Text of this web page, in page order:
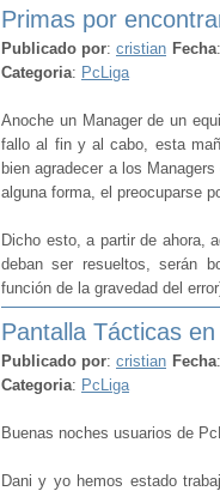
Primas por
Publicado por: cristian Fecha
Categoria: PcLiga
Anoche un Manager de un
fallo al fin y al cabo, esta
bien agradecer a los
alguna forma, el preocuparse
Dicho esto, a partir de ahora,
deban ser resueltos, serán
función de la gravedad del
Pantalla Tácticas
Publicado por: cristian Fecha
Categoria: PcLiga
Buenas noches usuarios de
Dani y yo hemos estado